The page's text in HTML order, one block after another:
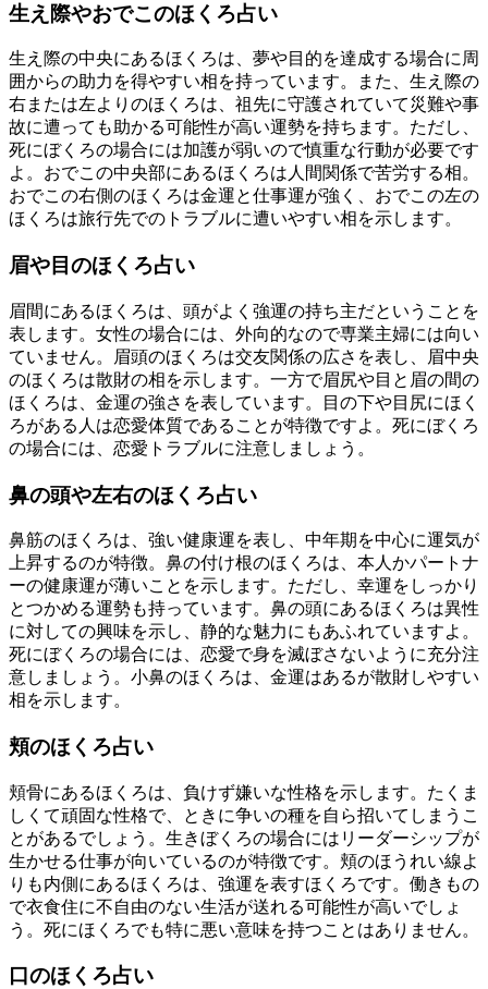
生え際やおでこのほくろ占い
生え際の中央にあるほくろは、夢や目的を達成する場合に周
囲からの助力を得やすい相を持っています。また、生え際の
右または左よりのほくろは、祖先に守護されていて災難や事
故に遭っても助かる可能性が高い運勢を持ちます。ただし、
死にぼくろの場合には加護が弱いので慎重な行動が必要です
よ。おでこの中央部にあるほくろは人間関係で苦労する相。
おでこの右側のほくろは金運と仕事運が強く、おでこの左の
ほくろは旅行先でのトラブルに遭いやすい相を示します。
眉や目のほくろ占い
眉間にあるほくろは、頭がよく強運の持ち主だということを
表します。女性の場合には、外向的なので専業主婦には向い
ていません。眉頭のほくろは交友関係の広さを表し、眉中央
のほくろは散財の相を示します。一方で眉尻や目と眉の間の
ほくろは、金運の強さを表しています。目の下や目尻にほく
ろがある人は恋愛体質であることが特徴ですよ。死にぼくろ
の場合には、恋愛トラブルに注意しましょう。
鼻の頭や左右のほくろ占い
鼻筋のほくろは、強い健康運を表し、中年期を中心に運気が
上昇するのが特徴。鼻の付け根のほくろは、本人かパートナ
ーの健康運が薄いことを示します。ただし、幸運をしっかり
とつかめる運勢も持っています。鼻の頭にあるほくろは異性
に対しての興味を示し、静的な魅力にもあふれていますよ。
死にぼくろの場合には、恋愛で身を滅ぼさないように充分注
意しましょう。小鼻のほくろは、金運はあるが散財しやすい
相を示します。
頬のほくろ占い
頬骨にあるほくろは、負けず嫌いな性格を示します。たくま
しくて頑固な性格で、ときに争いの種を自ら招いてしまうこ
とがあるでしょう。生きぼくろの場合にはリーダーシップが
生かせる仕事が向いているのが特徴です。頬のほうれい線よ
りも内側にあるほくろは、強運を表すほくろです。働きもの
で衣食住に不自由のない生活が送れる可能性が高いでしょ
う。死にほくろでも特に悪い意味を持つことはありません。
口のほくろ占い